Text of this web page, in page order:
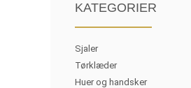
KATEGORIER
Sjaler
Tørklæder
Huer og handsker